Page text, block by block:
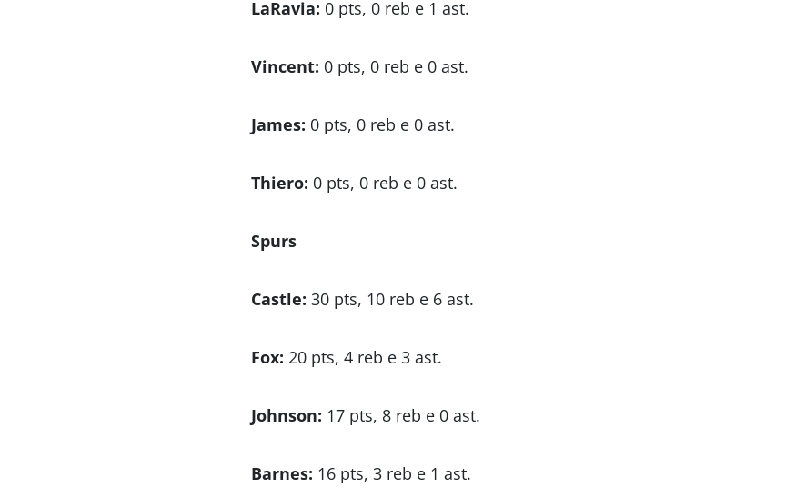
LaRavia: 0 pts, 0 reb e 1 ast.
Vincent: 0 pts, 0 reb e 0 ast.
James: 0 pts, 0 reb e 0 ast.
Thiero: 0 pts, 0 reb e 0 ast.
Spurs
Castle: 30 pts, 10 reb e 6 ast.
Fox: 20 pts, 4 reb e 3 ast.
Johnson: 17 pts, 8 reb e 0 ast.
Barnes: 16 pts, 3 reb e 1 ast.